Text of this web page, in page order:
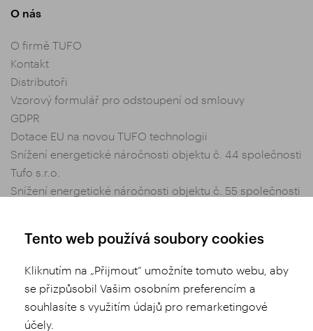
O nás
O firmě TUFO
Kontakt
Distributoři
Vzorový formulář pro odstoupení od smlouvy
GDPR
Dotace EU na novou TUFO technologii
Snížení energetické náročnosti objektu č. 44 společnosti
Tufo s.r.o.
Snížení energetické náročnosti objektu č. 55 společnosti
Obchodní podmínky
Tento web používá soubory cookies
Kliknutím na „Přijmout“ umožníte tomuto webu, aby
se přizpůsobil Vašim osobním preferencím a
souhlasíte s využitím údajů pro remarketingové
účely.